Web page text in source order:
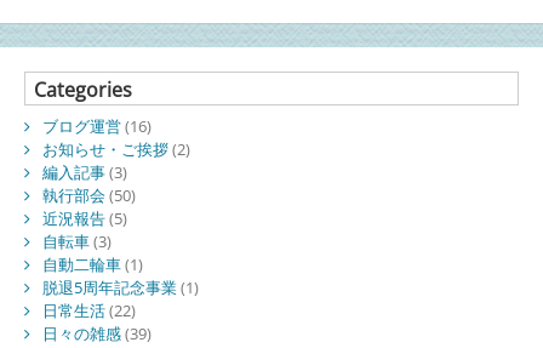
Categories
ブログ運営(16)
お知らせ・ご挨拶(2)
編入記事(3)
執行部会 (50)
近況報告(5)
自転車(3)
自動二輪車(1)
脱退5周年記念事業(1)
日常生活(22)
日々の雑感(39)